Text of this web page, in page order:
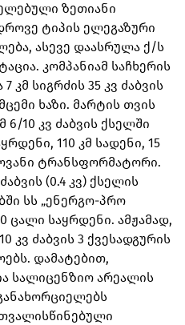
ზეთიანი
ტიპის ელეგაზური
ასევე დაასრულა ქ/ს
კომპანიამ საჩხერის
კმ სიგრძის 35 კვ ძაბვის
ხაზი. მარტის თვის
10 კვ ძაბვის ქსელში
110 კმ სადენი, 15
ტრანსფორმატორი.
(0.4 კვ) ქსელის
სს „ენერგო-პრო
ცალი საყრდენი. ამჟამად,
კვ ძაბვის 3 ქვესადგურის
დამატებით,
სალიცენზიო არეალის